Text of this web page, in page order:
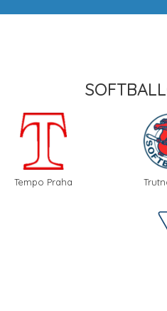
Tempo Praha